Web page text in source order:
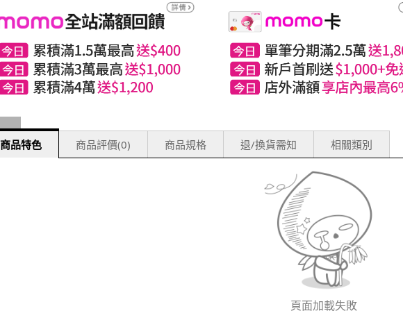
商品特色 商品評價(0) 商品規格 退/換貨需知 相關類別
頁面加載失敗